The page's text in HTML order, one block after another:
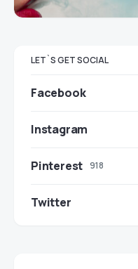
LET`S GET SOCIAL
Facebook
Instagram
Pinterest 918
Twitter